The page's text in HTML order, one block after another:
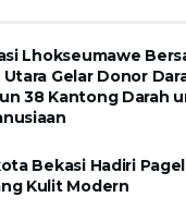
Lhokseumawe
Gelar Donor
38 Kantong Darah
Bekasi Hadiri
Kulit Modern